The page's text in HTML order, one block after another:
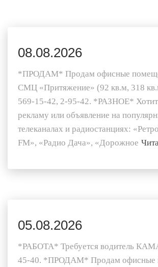
08.08.2026
*ПРОДАМ* Продам офисные
СМЦ «Притяжение» (92 кв.м, 318
569-15-42, 2-95-42. *РАЗНОЕ*
рекламу или объявление на
телеканалах и радиостанциях:
FM», «Радио Дача», «Дорожное
05.08.2026
*РАБОТА* Требуется водитель
45-40. *ПРОДАМ* Продам офисные